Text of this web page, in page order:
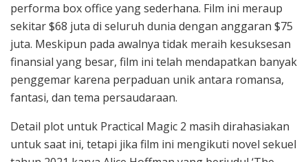
performa box office yang sederhana. Film ini meraup
sekitar $68 juta di seluruh dunia dengan anggaran $75
juta. Meskipun pada awalnya tidak meraih kesuksesan
finansial yang besar, film ini telah mendapatkan banyak
penggemar karena perpaduan unik antara romansa,
fantasi, dan tema persaudaraan.
Detail plot untuk Practical Magic 2 masih dirahasiakan
untuk saat ini, tetapi jika film ini mengikuti novel sekuel